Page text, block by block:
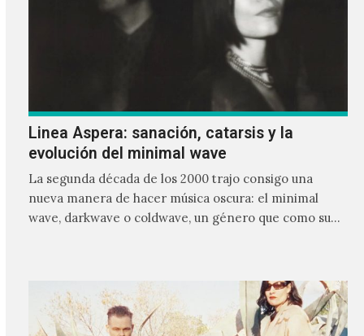
Linea Aspera: sanación, catarsis y la
evolución del minimal wave
La segunda década de los 2000 trajo consigo una
nueva manera de hacer música oscura: el minimal
wave, darkwave o coldwave, un género que como su